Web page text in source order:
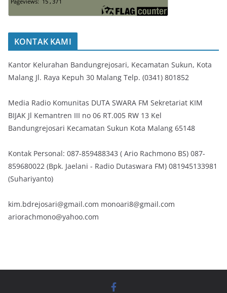
KONTAK KAMI
Kantor Kelurahan Bandungrejosari, Kecamatan Sukun, Kota
Malang Jl. Raya Kepuh 30 Malang Telp. (0341) 801852
Media Radio Komunitas DUTA SWARA FM Sekretariat KIM
BIJAK Jl Kemantren III no 06 RT.005 RW 13 Kel
Bandungrejosari Kecamatan Sukun Kota Malang 65148
Kontak Personal: 087-859488343 ( Ario Rachmono BS) 087-
859680022 (Bpk. Jaelani - Radio Dutaswara FM) 081945133981
(Suhariyanto)
kim.bdrejosari@gmail.com monoari8@gmail.com
ariorachmono@yahoo.com